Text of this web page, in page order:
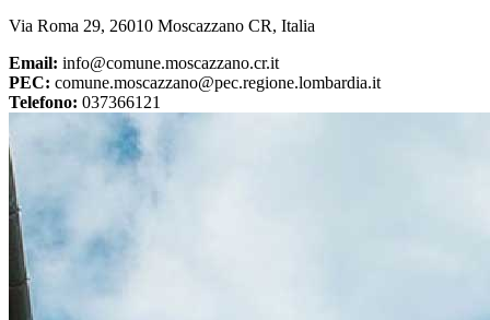
Via Roma 29, 26010 Moscazzano CR, Italia
Email: info@comune.moscazzano.cr.it
PEC: comune.moscazzano@pec.regione.lombardia.it
Telefono: 037366121